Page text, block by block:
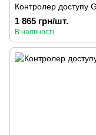
Контролер доступу
1 865 грн/шт.
В наявності